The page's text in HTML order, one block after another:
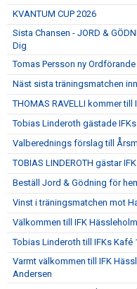
KVANTUM CUP 2026
Sista Chansen - JORD &
Dig
Tomas Persson ny Ordförande
Näst sista träningsmatchen
THOMAS RAVELLI kommer
Tobias Linderoth gästade
Valberednings förslag till
TOBIAS LINDEROTH gästar
Beställ Jord & Gödning för
Vinst i träningsmatchen mot
Välkommen till IFK
Tobias Linderoth till IFKs Kafé
Varmt välkommen till IFK
Andersen